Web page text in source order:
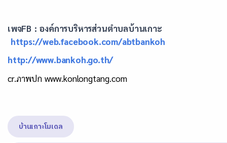
เพจFB : องค์การบริหารส่วนตำบลบ้านเกาะ
https://web.facebook.com/abtbankoh
http://www.bankoh.go.th/
cr.ภาพปก www.konlongtang.com
บ้านเกาะโมเดล